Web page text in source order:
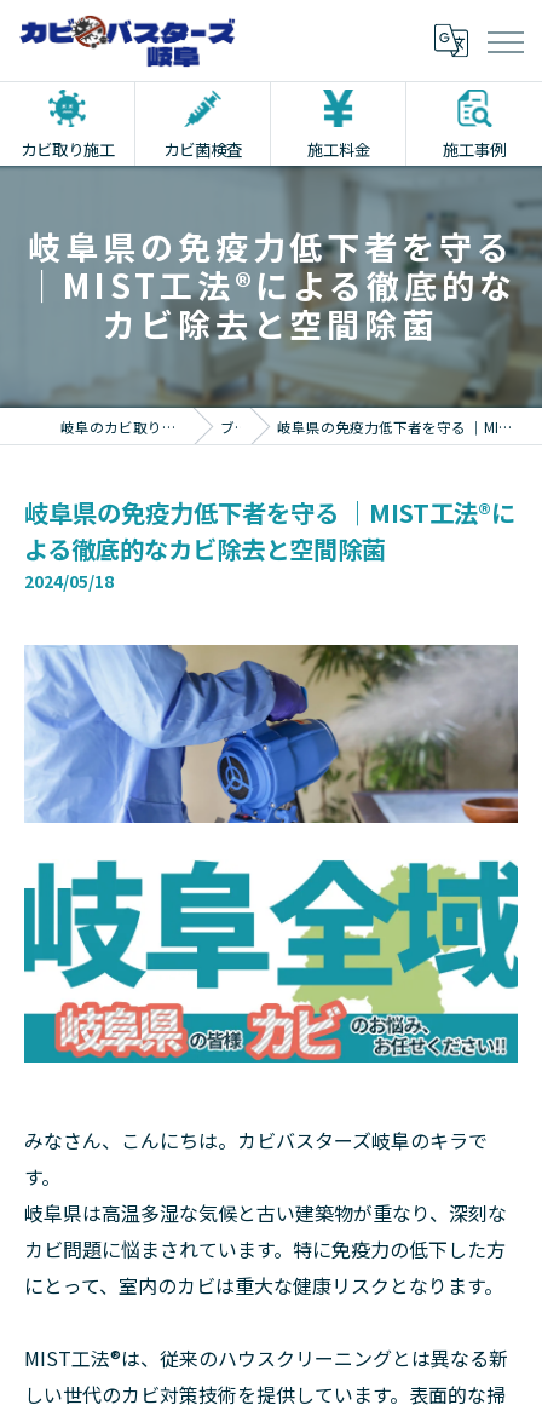
カビ取り施工 カビ菌検査 施工料金 施工事例
岐阜県の免疫力低下者を守る
｜MIST工法®による徹底的な
カビ除去と空間除菌
岐阜のカビ取りならカビバスターズ岐阜 ブログ 岐阜県の免疫力低下者を守る ｜MIST工法®による徹底的なカビ除去と空間除菌
岐阜県の免疫力低下者を守る ｜MIST工法®に
よる徹底的なカビ除去と空間除菌
2024/05/18
みなさん、こんにちは。カビバスターズ岐阜のキラで
す。
岐阜県は高温多湿な気候と古い建築物が重なり、深刻な
カビ問題に悩まされています。特に免疫力の低下した方
にとって、室内のカビは重大な健康リスクとなります。
MIST工法®は、従来のハウスクリーニングとは異なる新
しい世代のカビ対策技術を提供しています。表面的な掃